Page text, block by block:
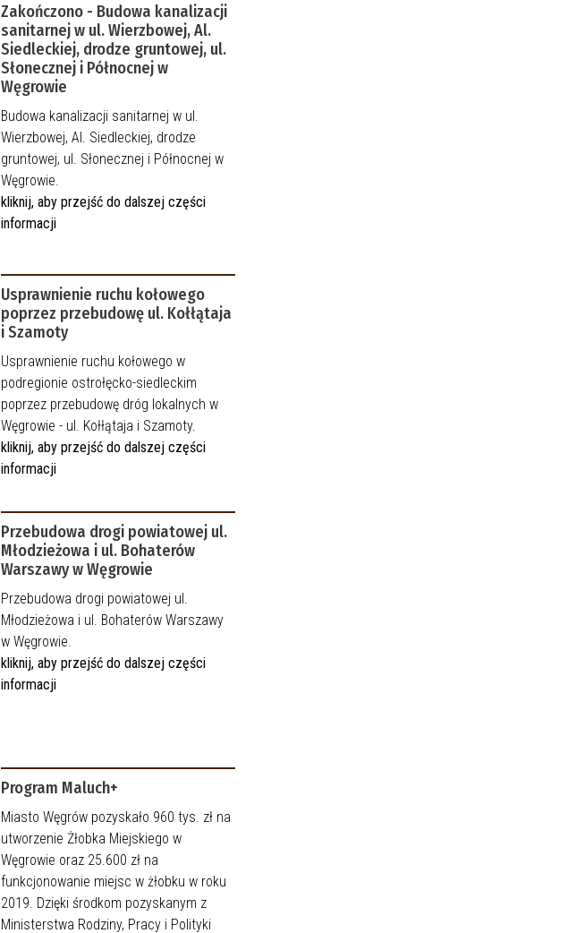
Zakończono - Budowa kanalizacji
sanitarnej w ul. Wierzbowej, Al.
Siedleckiej, drodze gruntowej, ul.
Słonecznej i Północnej w
Węgrowie
Budowa kanalizacji sanitarnej w ul.
Wierzbowej, Al. Siedleckiej, drodze
gruntowej, ul. Słonecznej i Północnej w
Węgrowie.
kliknij, aby przejść do dalszej części
informacji
Usprawnienie ruchu kołowego
poprzez przebudowę ul. Kołłątaja
i Szamoty
Usprawnienie ruchu kołowego w
podregionie ostrołęcko-siedleckim
poprzez przebudowę dróg lokalnych w
Węgrowie - ul. Kołłątaja i Szamoty.
kliknij, aby przejść do dalszej części
informacji
Przebudowa drogi powiatowej ul.
Młodzieżowa i ul. Bohaterów
Warszawy w Węgrowie
Przebudowa drogi powiatowej ul.
Młodzieżowa i ul. Bohaterów Warszawy
w Węgrowie.
kliknij, aby przejść do dalszej części
informacji
Program Maluch+
Miasto Węgrów pozyskało 960 tys. zł na
utworzenie Żłobka Miejskiego w
Węgrowie oraz 25.600 zł na
funkcjonowanie miejsc w żłobku w roku
2019. Dzięki środkom pozyskanym z
Ministerstwa Rodziny, Pracy i Polityki